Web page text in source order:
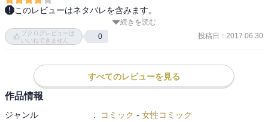
このレビューはネタバレを含みます。
風邪をひいた北斗看病、北斗の生い立ちと目的、クリスマスとスト
ーカー、新年の間宮家。面白かった。やっと北斗の前で好きって言
ちだった。北斗のパパの疑いは実際のところどうなんだろう。本当
だったらなかなか重い話になっていきそうだけど。
続きを読む
ブクログレビューは
いいねできません
0 投稿日 : 2017.06.30
すべてのレビューを見る
作品情報
ジャンル : コミック - 女性コミック